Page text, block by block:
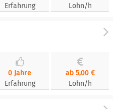
Erfahrung
Lohn/h
0 Jahre
Erfahrung
ab 5,00 €
Lohn/h